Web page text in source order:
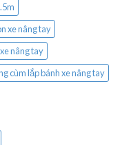
xe nâng tay
nâng tay
cùm lắp bánh xe nâng tay